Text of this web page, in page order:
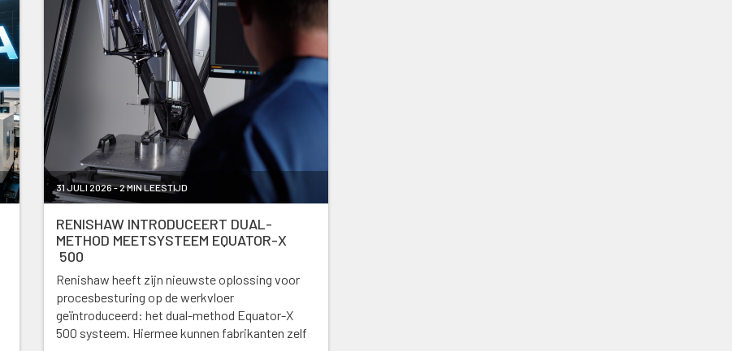
31 JULI 2026 - 2 MIN LEESTIJD
RENISHAW INTRODUCEERT DUAL-
METHOD MEETSYSTEEM EQUATOR-X
500
Renishaw heeft zijn nieuwste oplossing voor
procesbesturing op de werkvloer
geïntroduceerd: het dual-method Equator-X
500 systeem. Hiermee kunnen fabrikanten zelf